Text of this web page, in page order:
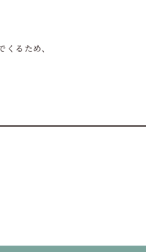
るため、